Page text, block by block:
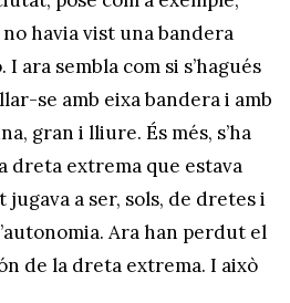
no havia vist una bandera
I ara sembla com si s’hagués
se amb eixa bandera i amb
gran i lliure. És més, s’ha
dreta extrema que estava
a ser, sols, de dretes i
Ara han perdut el
de la dreta extrema. I això